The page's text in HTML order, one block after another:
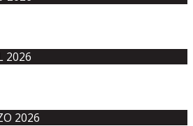
2026
2026